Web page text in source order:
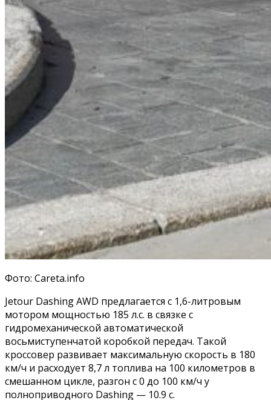
Фото: Careta.info
Jetour Dashing AWD предлагается с 1,6-литровым
мотором мощностью 185 л.с. в связке с
гидромеханической автоматической
восьмиступенчатой коробкой передач. Такой
кроссовер развивает максимальную скорость в 180
км/ч и расходует 8,7 л топлива на 100 километров в
смешанном цикле, разгон с 0 до 100 км/ч у
полноприводного Dashing — 10.9 с.